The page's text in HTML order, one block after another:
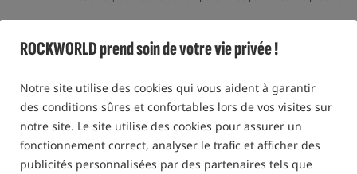
ROCKWORLD prend soin de votre vie privée !
Notre site utilise des cookies qui vous aident à garantir
des conditions sûres et confortables lors de vos visites sur
notre site. Le site utilise des cookies pour assurer un
fonctionnement correct, analyser le trafic et afficher des
publicités personnalisées par des partenaires tels que